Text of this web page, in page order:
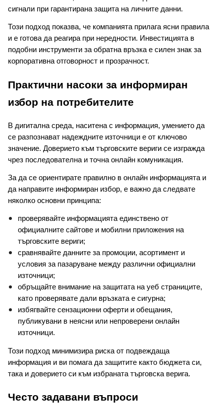
сигнали при гарантирана защита на личните данни.
Този подход показва, че компанията прилага ясни правила
и е готова да реагира при нередности. Инвестицията в
подобни инструменти за обратна връзка е силен знак за
корпоративна отговорност и прозрачност.
Практични насоки за информиран
избор на потребителите
В дигитална среда, наситена с информация, умението да
се разпознават надеждните източници е от ключово
значение. Доверието към търговските вериги се изгражда
чрез последователна и точна онлайн комуникация.
За да се ориентирате правилно в онлайн информацията и
да направите информиран избор, е важно да следвате
няколко основни принципа:
проверявайте информацията единствено от
официалните сайтове и мобилни приложения на
търговските вериги;
сравнявайте данните за промоции, асортимент и
условия за пазаруване между различни официални
източници;
обръщайте внимание на защитата на уеб страниците,
като проверявате дали връзката е сигурна;
избягвайте сензационни оферти и обещания,
публикувани в неясни или непроверени онлайн
източници.
Този подход минимизира риска от подвеждаща
информация и ви помага да защитите както бюджета си,
така и доверието си към избраната търговска верига.
Често задавани въпроси